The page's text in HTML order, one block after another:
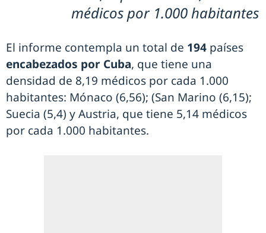
médicos por 1.000 habitantes
El informe contempla un total de 194 países
encabezados por Cuba, que tiene una
densidad de 8,19 médicos por cada 1.000
habitantes: Mónaco (6,56); (San Marino (6,15);
Suecia (5,4) y Austria, que tiene 5,14 médicos
por cada 1.000 habitantes.